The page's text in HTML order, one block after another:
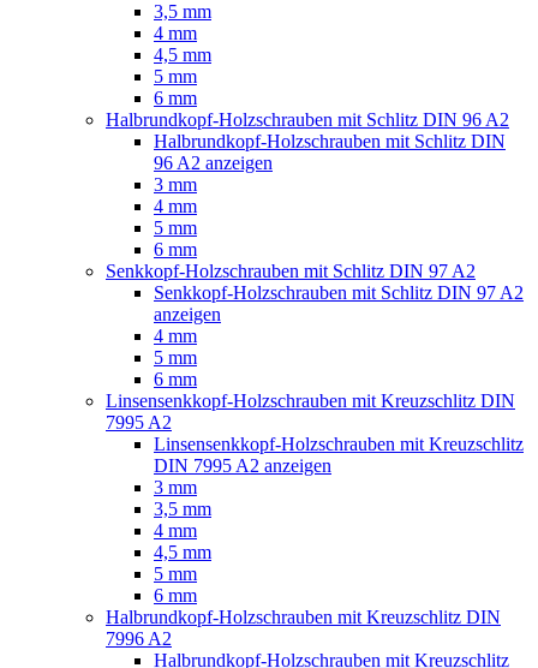
3,5 mm
4 mm
4,5 mm
5 mm
6 mm
Halbrundkopf-Holzschrauben mit Schlitz DIN 96 A2
Halbrundkopf-Holzschrauben mit Schlitz DIN
96 A2 anzeigen
3 mm
4 mm
5 mm
6 mm
Senkkopf-Holzschrauben mit Schlitz DIN 97 A2
Senkkopf-Holzschrauben mit Schlitz DIN 97 A2
anzeigen
4 mm
5 mm
6 mm
Linsensenkkopf-Holzschrauben mit Kreuzschlitz DIN
7995 A2
Linsensenkkopf-Holzschrauben mit Kreuzschlitz
DIN 7995 A2 anzeigen
3 mm
3,5 mm
4 mm
4,5 mm
5 mm
6 mm
Halbrundkopf-Holzschrauben mit Kreuzschlitz DIN
7996 A2
Halbrundkopf-Holzschrauben mit Kreuzschlitz